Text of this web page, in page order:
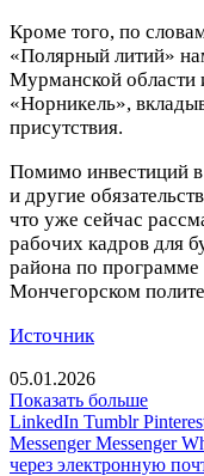
Кроме того, по
«Полярный литий»
Мурманской области
«Норникель»,
присутствия.
Помимо инвестиций в
и другие
что уже сейчас
рабочих кадров для
района по
Мончегорском
Источник
05.01.2026
Показать больше
LinkedIn Tumblr
Messenger Messenger
через электронную